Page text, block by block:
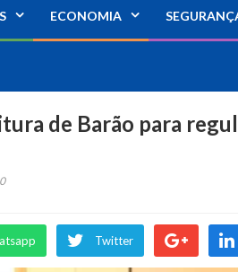
ECONOMIA
de Barão para
0
Twitter